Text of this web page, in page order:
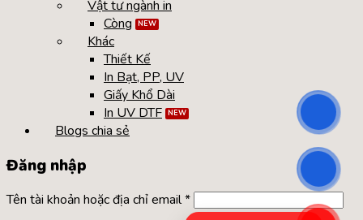
Vật tư ngành in
Còng
Khác
Thiết Kế
In Bạt, PP, UV
Giấy Khổ Dài
In UV DTF
Blogs chia sẻ
Đăng nhập
Tên tài khoản hoặc địa chỉ email*